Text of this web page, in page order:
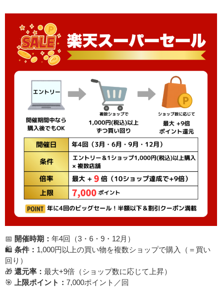
📅 開催時期： 年4回（3・6・9・12月）
🛍️ 条件： 1,000円以上の買い物を複数ショップで購入（＝買い
回り）
🎁 還元率： 最大+9倍（ショップ数に応じて上昇）
🎯
上限ポイント： 7,000ポイント／回